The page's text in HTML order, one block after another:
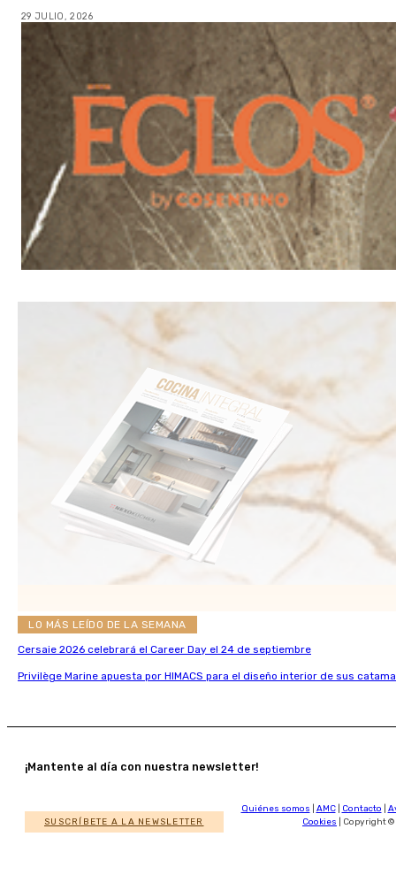
29 JULIO, 2026
LO MÁS LEÍDO DE LA SEMANA
Cersaie 2026 celebrará el Career Day el 24 de septiembre
Privilège Marine apuesta por HIMACS para el diseño interior de sus
¡Mantente al día con nuestra newsletter!
SUSCRÍBETE A LA NEWSLETTER
Quiénes somos AMC| Contacto
Cookies | Copyright